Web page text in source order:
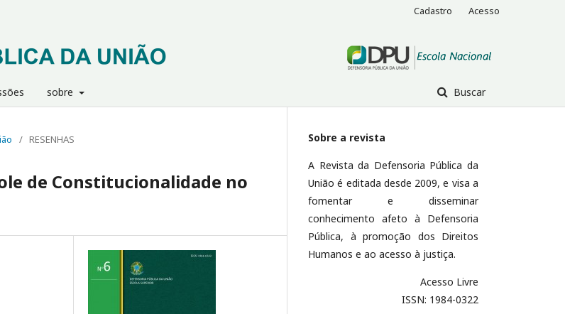
sobre Buscar
Cadastro Acesso
/ RESENHAS
de Constitucionalidade no
Sobre a revista
A Revista da Defensoria Pública da
União é editada desde 2009, e visa a
fomentar e disseminar
conhecimento afeto à Defensoria
Pública, à promoção dos Direitos
Humanos e ao acesso à justiça.
Acesso Livre
ISSN: 1984-0322